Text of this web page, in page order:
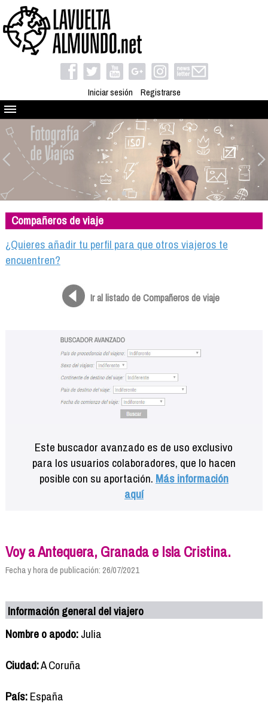
Iniciar sesión Registrarse
Quienes somos
El proyecto
Blog
Viaja con nosotros
Camino solidario
Libros
Compañeros de viaje
Compañeros de viaje
¿Quieres añadir tu perfil para que otros viajeros te
encuentren?
Ir al listado de Compañeros de viaje
Este buscador avanzado es de uso exclusivo
para los usuarios colaboradores, que lo hacen
posible con su aportación. Más información
aquí
Voy a Antequera, Granada e Isla Cristina.
Fecha y hora de publicación: 26/07/2021
Información general del viajero
Nombre o apodo:Julia
Ciudad:A Coruña
País:España